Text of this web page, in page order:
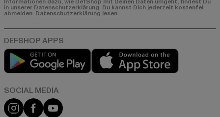
Informationen dazu, wie DefShop mit Deinen Daten umgeht, findest Du
in unserer Datenschutzerklärung. Du kannst Dich jederzeit kostenfei
abmelden. Datenschutzerklärung lesen.
Play market
Instagram
FacebookYouTube